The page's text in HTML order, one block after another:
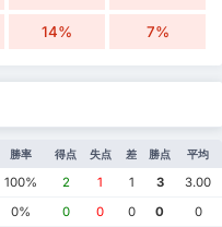
14% 7%
勝率 得点 失点 差 勝点 平均
100% 2 1 1 3
3.00
0% 0 0 0 0
0